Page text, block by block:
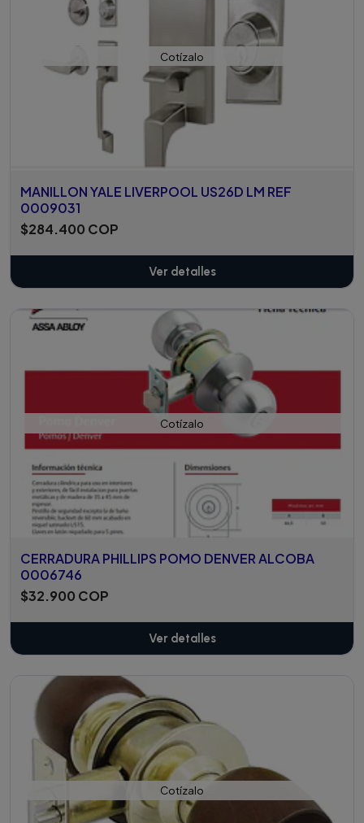
Cotízalo
MANILLON YALE LIVERPOOL US26D LM REF
0009031
$284.400 COP
Ver detalles
Cotízalo
CERRADURA PHILLIPS POMO DENVER ALCOBA
0006746
$32.900 COP
Ver detalles
Cotízalo